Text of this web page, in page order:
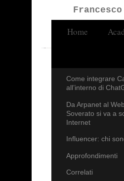
Home
Come integrare
all’interno di
Da Arpanet al
Soverato si va a
Internet
Influencer: chi
Approfondimenti
Correlati